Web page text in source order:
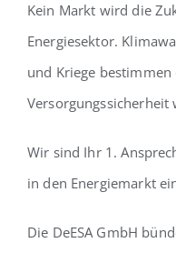
Kein Markt wird die
Energiesektor.
und Kriege bestimmen
Versorgungssicherheit
Wir sind Ihr 1.
in den Energiemarkt
Die DeESA GmbH